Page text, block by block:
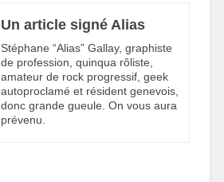
Un article signé Alias
Stéphane “Alias” Gallay, graphiste
de profession, quinqua rôliste,
amateur de rock progressif, geek
autoproclamé et résident genevois,
donc grande gueule. On vous aura
prévenu.